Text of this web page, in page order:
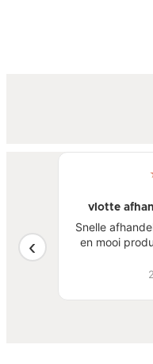
mooi
vlotte
Snelle
en mooi